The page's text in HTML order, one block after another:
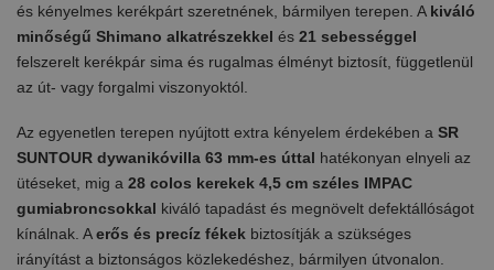
és kényelmes kerékpárt szeretnének, bármilyen terepen. A kiváló
minőségű Shimano alkatrészekkel és 21 sebességgel
felszerelt kerékpár sima és rugalmas élményt biztosít, függetlenül
az út- vagy forgalmi viszonyoktól.
Az egyenetlen terepen nyújtott extra kényelem érdekében a SR
SUNTOUR dywanikóvilla 63 mm-es úttal hatékonyan elnyeli az
ütéseket, mig a 28 colos kerekek 4,5 cm széles IMPAC
gumiabroncsokkal kiváló tapadást és megnövelt defektállóságot
kínálnak. Aerős és precíz fékek biztosítják a szükséges
irányítást a biztonságos közlekedéshez, bármilyen útvonalon.